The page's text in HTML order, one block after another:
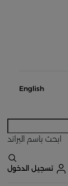
English
ابحث باسم البراند
تسجيل الدخول